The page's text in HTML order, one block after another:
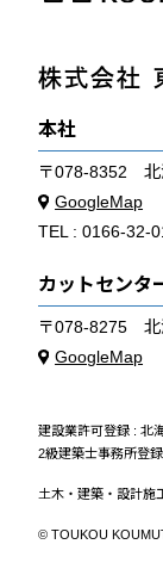
株式会社
本社
〒078-8352
GoogleMap
TEL :0166-32-
カットセンタ
〒078-8275
GoogleMap
建設業許可登録 : 北
2級建築士事務所登
土木・建築・設計施
© TOUKOU